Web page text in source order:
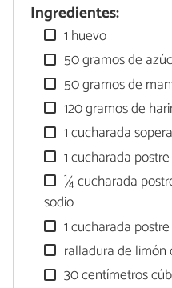
Ingredientes:
1 huevo
50 gramos de
50 gramos de
120 gramos de
1 cucharada
1 cucharada
¼ cucharada
sodio
1 cucharada
ralladura de limón
30 centímetros